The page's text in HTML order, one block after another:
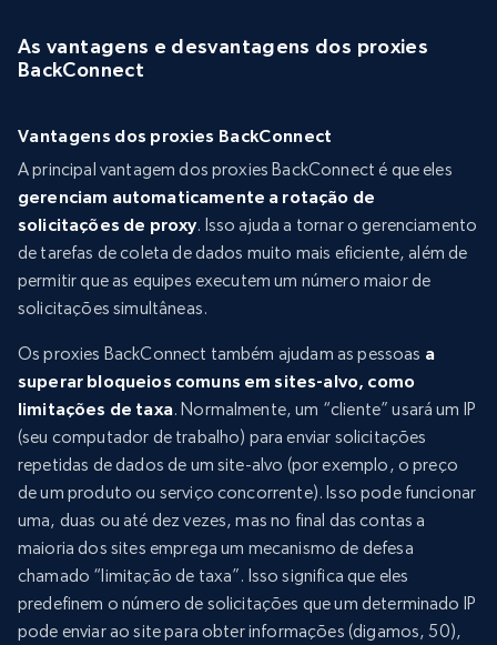
As vantagens e desvantagens dos proxies
BackConnect
Vantagens dos proxies BackConnect
A principal vantagem dos proxies BackConnect é que eles
gerenciam automaticamente a rotação de
solicitações de proxy. Isso ajuda a tornar o gerenciamento
de tarefas de coleta de dados muito mais eficiente, além de
permitir que as equipes executem um número maior de
solicitações simultâneas.
Os proxies BackConnect também ajudam as pessoas a
superar bloqueios comuns em sites-alvo, como
limitações de taxa. Normalmente, um “cliente” usará um IP
(seu computador de trabalho) para enviar solicitações
repetidas de dados de um site-alvo (por exemplo, o preço
de um produto ou serviço concorrente). Isso pode funcionar
uma, duas ou até dez vezes, mas no final das contas a
maioria dos sites emprega um mecanismo de defesa
chamado “limitação de taxa”. Isso significa que eles
predefinem o número de solicitações que um determinado IP
pode enviar ao site para obter informações (digamos, 50),